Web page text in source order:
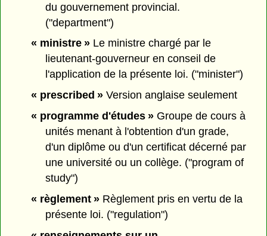
du gouvernement provincial.
("department")
« ministre »Le ministre chargé par le
lieutenant-gouverneur en conseil de
l'application de la présente loi. ("minister")
« prescribed »Version anglaise seulement
« programme d'études »Groupe de cours à
unités menant à l'obtention d'un grade,
d'un diplôme ou d'un certificat décerné par
une université ou un collège. ("program of
study")
« règlement »Règlement pris en vertu de la
présente loi. ("regulation")